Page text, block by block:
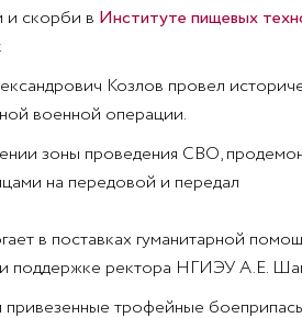
и скорби в Институте пищевых
Козлов провел
военной операции.
зоны проведения СВО,
на передовой и передал
в поставках гуманитарной
поддержке ректора НГИЭУ А.Е.
привезенные трофейные